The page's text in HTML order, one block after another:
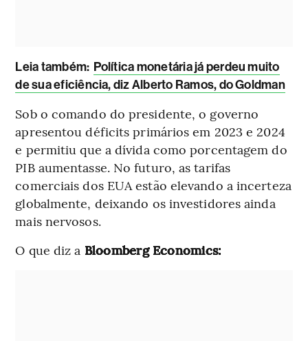
Leia também: Política monetária já perdeu muito
de sua eficiência, diz Alberto Ramos, do Goldman
Sob o comando do presidente, o governo
apresentou déficits primários em 2023 e 2024
e permitiu que a dívida como porcentagem do
PIB aumentasse. No futuro, as tarifas
comerciais dos EUA estão elevando a incerteza
globalmente, deixando os investidores ainda
mais nervosos.
O que diz a Bloomberg Economics: